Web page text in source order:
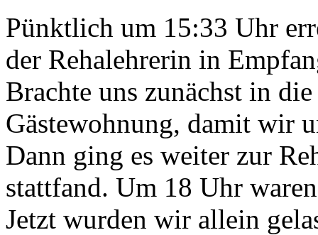
Pünktlich um 15:33 Uhr
der Rehalehrerin in
Brachte uns zunächst in
Gästewohnung, damit wir
Dann ging es weiter zur
stattfand. Um 18 Uhr
Jetzt wurden wir allein